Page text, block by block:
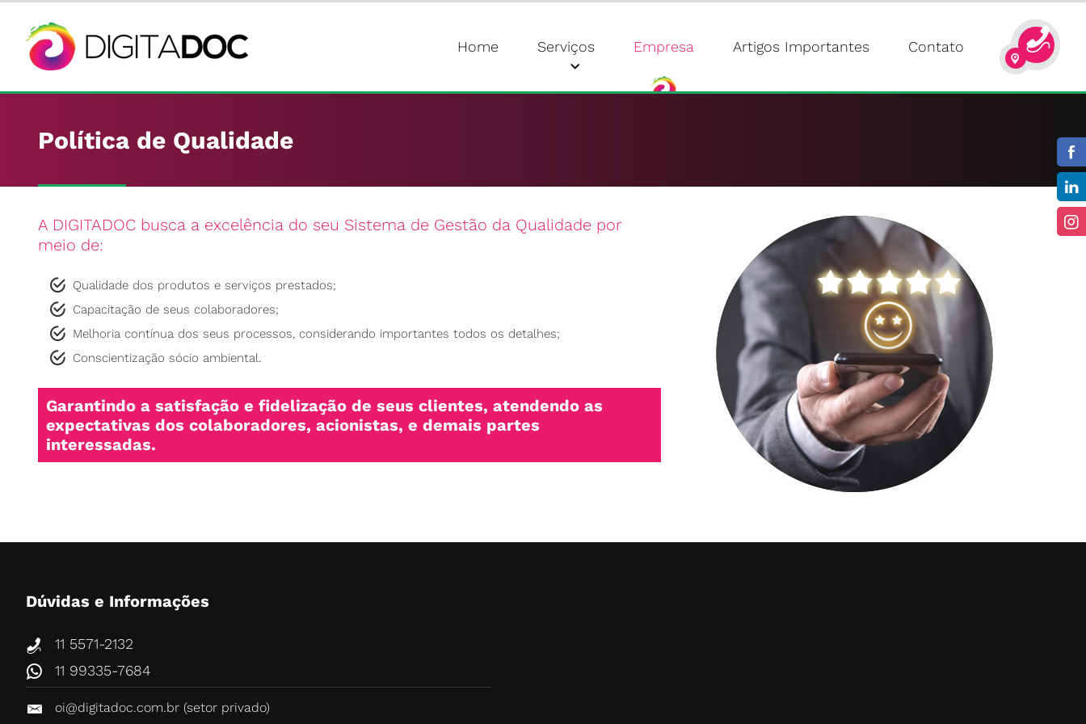
Home Serviços Empresa Artigos Importantes Contato
Política de Qualidade
A DIGITADOC busca a excelência do seu Sistema de Gestão da Qualidade por
meio de:
Qualidade dos produtos e serviços prestados;
Capacitação de seus colaboradores;
Melhoria contínua dos seus processos, considerando importantes todos os detalhes;
Conscientização sócio ambiental.
Garantindo a satisfação e fidelização de seus clientes, atendendo as
expectativas dos colaboradores, acionistas, e demais partes
interessadas.
Dúvidas e Informações
11 5571-2132
11 99335-7684
oi@digitadoc.com.br (setor privado)